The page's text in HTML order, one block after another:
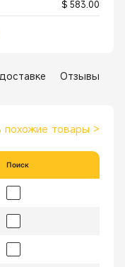
$ 583.00
Отзывы
похожие товары >
Поиск